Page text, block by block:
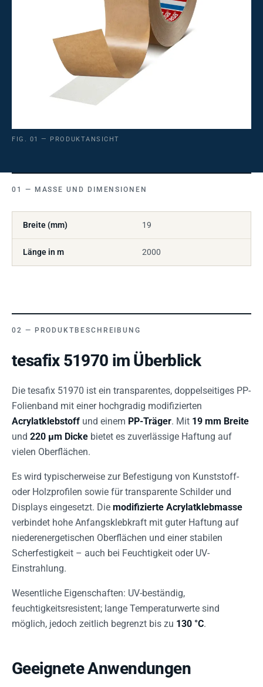
FIG. 01 — PRODUKTANSICHT
MASSE UND DIMENSIONEN
Breite (mm) 19
Länge in m 2000
PRODUKTBESCHREIBUNG
tesafix 51970 im Überblick
Die tesafix 51970 ist ein transparentes, doppelseitiges PP-
Folienband mit einer hochgradig modifizierten
Acrylatklebstoff und einem PP-Träger. Mit 19 mm Breite
und 220 µm Dicke bietet es zuverlässige Haftung auf
vielen Oberflächen.
Es wird typischerweise zur Befestigung von Kunststoff-
oder Holzprofilen sowie für transparente Schilder und
Displays eingesetzt. Die modifizierte Acrylatklebmasse
verbindet hohe Anfangsklebkraft mit guter Haftung auf
niederenergetischen Oberflächen und einer stabilen
Scherfestigkeit – auch bei Feuchtigkeit oder UV-
Einstrahlung.
Wesentliche Eigenschaften: UV-beständig,
feuchtigkeitsresistent; lange Temperaturwerte sind
möglich, jedoch zeitlich begrenzt bis zu 130 °C.
Geeignete Anwendungen